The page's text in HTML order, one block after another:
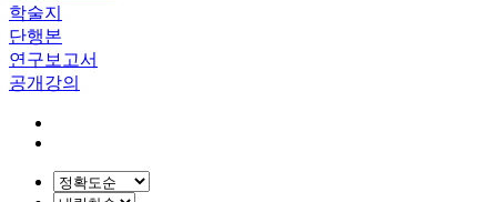
학술지
단행본
연구보고서
공개강의